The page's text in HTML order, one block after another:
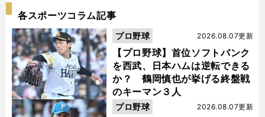
各スポーツコラム記事
【プロ野球】首位ソフトバンク
を西武、日本ハムは逆転できる
か？ 鶴岡慎也が挙げる終盤戦
のキーマン３人
2026.08.07更新
プロ野球
2026.08.07更新
プロ野球